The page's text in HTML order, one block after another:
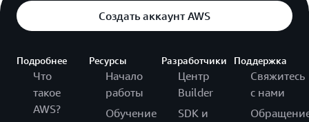
Создать аккаунт AWS
Подробнее
Что
такое
AWS?
Ресурсы
Начало
работы
Обучение
Разработчики
Центр
Builder
SDK и
Поддержка
Свяжитесь
с нами